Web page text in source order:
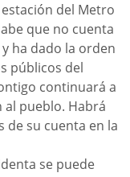
del Metro
que no cuenta
ha dado la orden
públicos del
continuará a
al pueblo. Habrá
de su cuenta en la
se puede